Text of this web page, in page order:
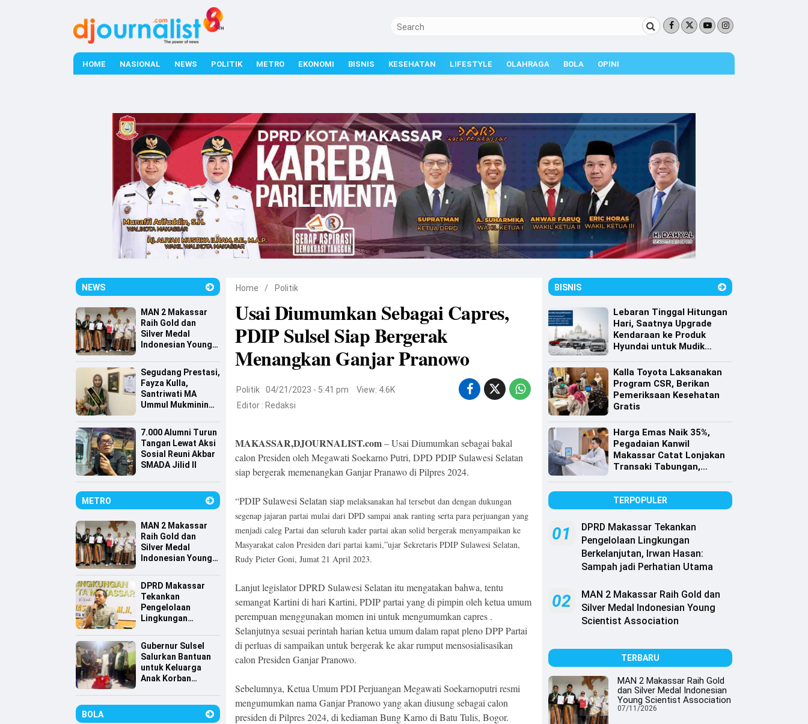
HOME NASIONAL NEWS POLITIK METRO EKONOMI BISNIS KESEHATAN LIFESTYLE OLAHRAGA BOLA OPINI
NEWS
MAN 2 Makassar
Raih Gold dan
Silver Medal
Indonesian Young
Segudang Prestasi,
Fayza Kulla,
Santriwati MA
Ummul Mukminin
Indonesia
7.000 Alumni Turun
Tangan Lewat Aksi
Sosial Reuni Akbar
SMADA Jilid II
METRO
MAN 2 Makassar
Raih Gold dan
Silver Medal
Indonesian Young
DPRD Makassar
Tekankan
Pengelolaan
Lingkungan
Sampah jadi
Perhatian Utama
Gubernur Sulsel
Salurkan Bantuan
untuk Keluarga
Anak Korban
BOLA
Home / Politik
Usai Diumumkan Sebagai Capres,
PDIP Sulsel Siap Bergerak
Menangkan Ganjar Pranowo
Politik 04/21/2023 - 5:41 pm
View: 4.6K
Editor : Redaksi
MAKASSAR,DJOURNALIST.com– Usai Diumumkan sebagai bakal
calon Presiden oleh Megawati Soekarno Putri, DPD PDIP Sulawesi Selatan
siap bergerak memenangkan Ganjar Pranawo di Pilpres 2024.
“PDIP Sulawesi Selatan siapmelaksanakan hal tersebut dan dengan dukungan
segenap jajaran partai mulai dari DPD sampai anak ranting serta para perjuangan yang
menjadi caleg Partai dan seluruh kader partai akan solid bergerak menyampaikan ke
Masyarakat calon Presiden dari partai kami,”ujar Sekretaris PDIP Sulawesi Selatan,
Rudy Pieter Goni, Jumat 21 April 2023.
Lanjut legislator DPRD Sulawesi Selatan itu mengatakan bahwa, tentu
semangat Kartini di hari Kartini, PDIP partai yang di pimpin oleh ketua umum
perempuan menggunakan momen ini untuk mengumumkan capres .
Selanjutnya sesuai perintah harian ketua umum dalam rapat pleno DPP Partai
di perluas di sampaikan untuk bergerak ke akar rumput mensosialisasikan
calon Presiden Ganjar Pranowo.
Sebelumnya, Ketua Umum PDI Perjuangan Megawati Soekarnoputri resmi
mengumumkan nama Ganjar Pranowo yang akan diusung sebagai calon
presiden di Pilpres 2024, di kediaman Bung Karno di Batu Tulis, Bogor.
BISNIS
Lebaran Tinggal Hitungan
Hari, Saatnya Upgrade
Kendaraan ke Produk
Hyundai untuk Mudik
Kalla Toyota Laksanakan
Program CSR, Berikan
Pemeriksaan Kesehatan
Gratis
Harga Emas Naik 35%,
Pegadaian Kanwil
Makassar Catat Lonjakan
Transaki Tabungan,
TERPOPULER
01
DPRD Makassar Tekankan
Pengelolaan Lingkungan
Berkelanjutan, Irwan Hasan:
Sampah jadi Perhatian Utama
02
MAN 2 Makassar Raih Gold dan
Silver Medal Indonesian Young
Scientist Association
TERBARU
MAN 2 Makassar Raih Gold
dan Silver Medal Indonesian
Young Scientist Association
07/11/2026